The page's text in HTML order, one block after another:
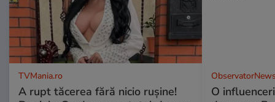
TVMania.ro
A rupt tăcerea fără nicio rușine!
O